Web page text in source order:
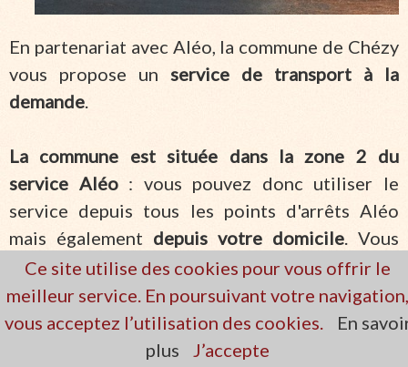
En partenariat avec Aléo, la commune de Chézy
vous propose un service de transport à la
demande.
La commune est située dans la zone 2 du
service Aléo: vous pouvez donc utiliser le
service depuis tous les points d'arrêts Aléo
mais également depuis votre domicile. Vous
pouvez réserver votre trajet 2 heures avant le
départ (18h avant pour les personnes à mobilité
réduite). Vous pouvez planifier vos trajets
jusqu'à 7 jours avant le départ du trajet.
Ce site utilise des cookies pour vous offrir le
meilleur service. En poursuivant votre navigation,
vous acceptez l’utilisation des cookies.
En
plus
J’accepte